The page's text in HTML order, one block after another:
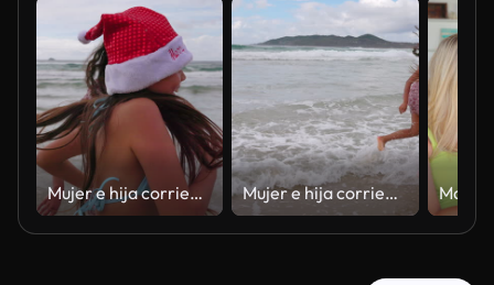
Mujer e hija corriendo en el agua de la playa Mujer e hija corriendo en el agua de la playa